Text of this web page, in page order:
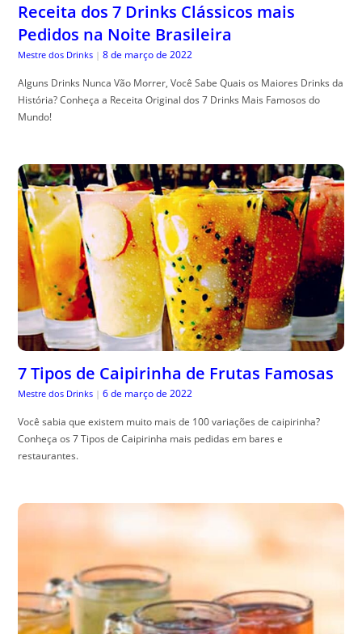
Receita dos 7 Drinks Clássicos mais
Pedidos na Noite Brasileira
Mestre dos Drinks | 8 de março de 2022
Alguns Drinks Nunca Vão Morrer, Você Sabe Quais os Maiores Drinks da
História? Conheça a Receita Original dos 7 Drinks Mais Famosos do
Mundo!
7 Tipos de Caipirinha de Frutas Famosas
Mestre dos Drinks | 6 de março de 2022
Você sabia que existem muito mais de 100 variações de caipirinha?
Conheça os 7 Tipos de Caipirinha mais pedidas em bares e
restaurantes.